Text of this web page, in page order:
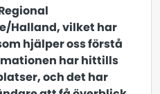
Halland, vilket har
hjälper oss förstå
har hittills
och det har